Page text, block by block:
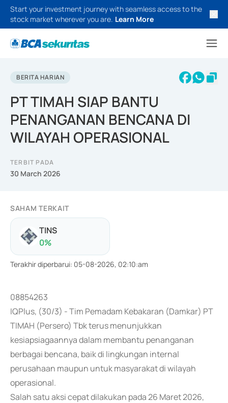
Start your investment journey with seamless access to the
stock market wherever you are. Learn More
BERITA HARIAN
PT TIMAH SIAP BANTU
PENANGANAN BENCANA DI
WILAYAH OPERASIONAL
TERBIT PADA
30 March 2026
SAHAM TERKAIT
TINS
0%
Terakhir diperbarui: 05-08-2026, 02:10:am
08854263
IQPlus, (30/3) - Tim Pemadam Kebakaran (Damkar) PT
TIMAH (Persero) Tbk terus menunjukkan
kesiapsiagaannya dalam membantu penanganan
berbagai bencana, baik di lingkungan internal
perusahaan maupun untuk masyarakat di wilayah
operasional.
Salah satu aksi cepat dilakukan pada 26 Maret 2026,